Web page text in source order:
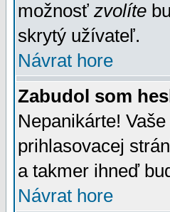
možnosť zvolíte
skrytý užívateľ.
Návrat hore
Zabudol som
Nepanikárte!
prihlasovacej
a takmer ihneď
Návrat hore